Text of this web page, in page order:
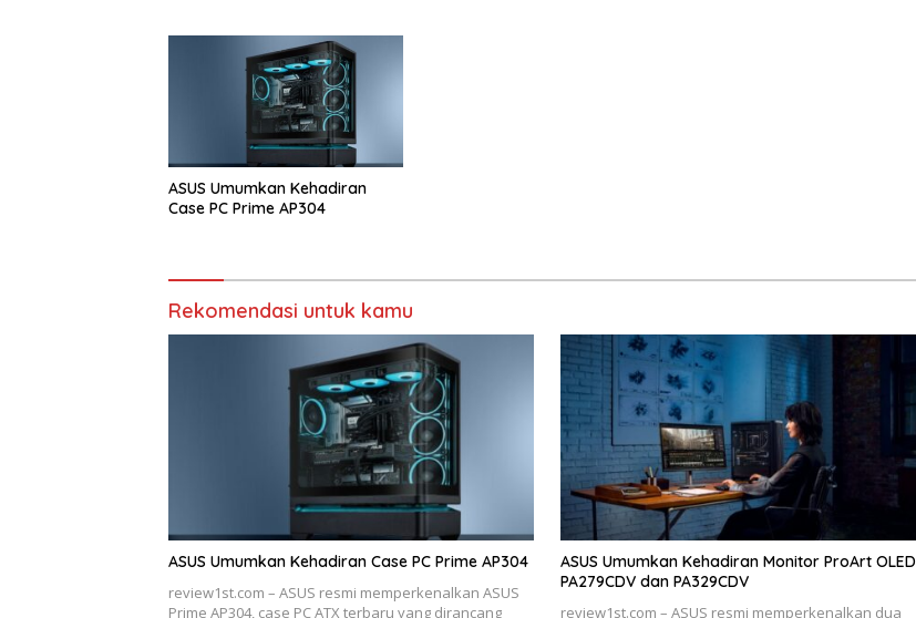
ASUS Umumkan Kehadiran
Case PC Prime AP304
Rekomendasi untuk kamu
ASUS Umumkan Kehadiran Case PC Prime AP304
review1st.com – ASUS resmi memperkenalkan ASUS
Prime AP304, case PC ATX terbaru yang dirancang
ASUS Umumkan Kehadiran Monitor ProArt OLED
PA279CDV dan PA329CDV
review1st.com – ASUS resmi memperkenalkan dua